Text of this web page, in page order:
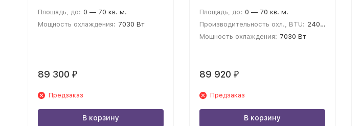
Площадь, до: 0 — 70 кв. м.
Мощность охлаждения: 7030 Вт
89 300 ₽
Предзаказ
В корзину
Площадь, до: 0 — 70 кв. м.
Производительность охл., BTU: 24000
Мощность охлаждения: 7030 Вт
89 920 ₽
Предзаказ
В корзину